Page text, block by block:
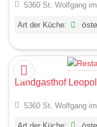
5360 St. Wolfgang
Art der Küche:
Landgasthof
5360 St. Wolfgang